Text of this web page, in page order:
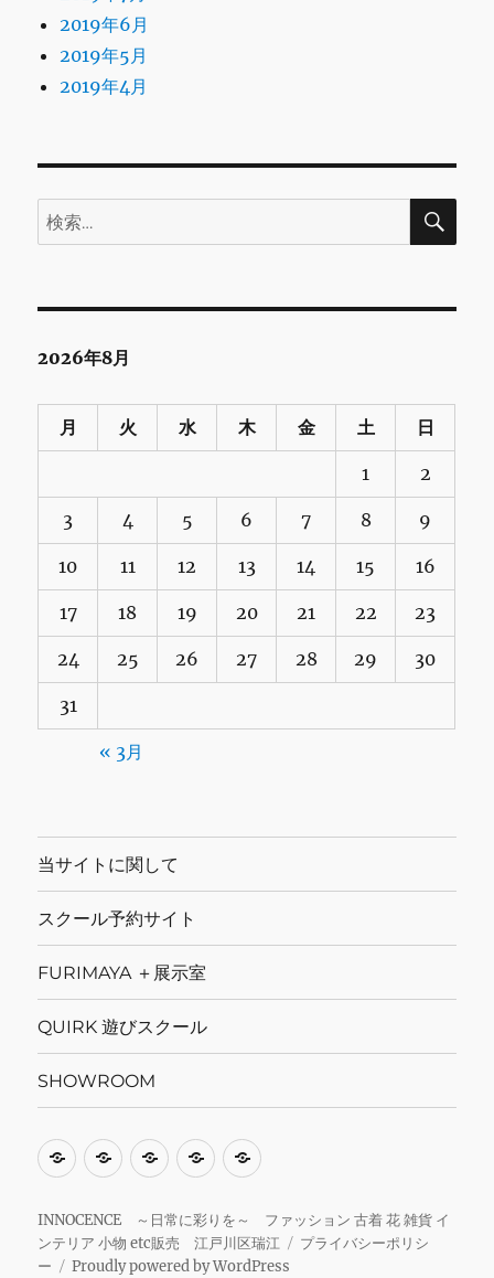
2019年6月
2019年5月
2019年4月
検
索:
検
2026年8月
月 火 水 木 金 土 日
1 2
3 4 5 6 7 8 9
10 11 12 13 14 15 16
17 18 19 20 21 22 23
24 25 26 27 28 29 30
31
« 3月
当サイトに関して
スクール予約サイト
FURIMAYA ＋展示室
QUIRK 遊びスクール
SHOWROOM
当
イ
ト
ス
ー
ル
FURIMAYA
展
示
QUIRK
び
ス
SHOWROOM
INNOCENCE ～日常に彩りを～ ファッション 古着 花 雑貨 イ
ンテリア 小物 etc販売 江戸川区瑞江
プライバシーポリシ
ー
Proudly powered by WordPress